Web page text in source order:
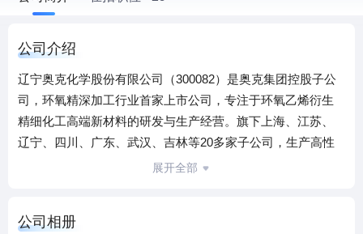
公司介绍
辽宁奥克化学股份有限公司（300082）是奥克集团控股子公
司，环氧精深加工行业首家上市公司，专注于环氧乙烯衍生
精细化工高端新材料的研发与生产经营。旗下上海、江苏、
辽宁、四川、广东、武汉、吉林等20多家子公司，生产高性
能聚羧酸聚醚系列、高品质全规格聚乙二醇系列、绿色表面
面绿色发展，传递梦想；在日化、洗涤、医药、电子、汽
展开全部
公司相册